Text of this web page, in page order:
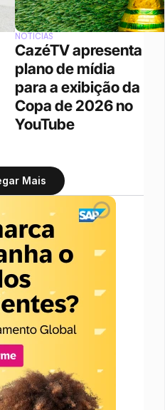
NOTÍCIAS
CazéTV apresenta
plano de mídia
para a exibição da
Copa de 2026 no
YouTube
Mais